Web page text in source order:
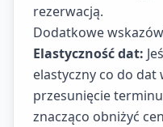
rezerwacją.
Dodatkowe
Elastyczność dat:
elastyczny co do dat
przesunięcie
znacząco obniżyć